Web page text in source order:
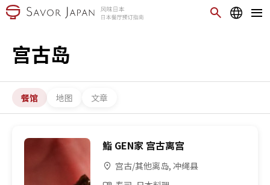
宫古岛
餐馆 地图 文章
鮨 GEN家 宫古离宫
宫古/其他离岛, 冲绳县